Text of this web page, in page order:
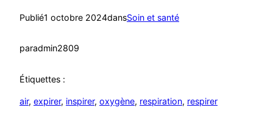
Publié1 octobre 2024dansSoin et santé
paradmin2809
Étiquettes :
air, expirer, inspirer, oxygène, respiration, respirer